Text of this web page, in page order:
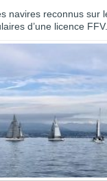
navires reconnus sur
d’une licence FFV.